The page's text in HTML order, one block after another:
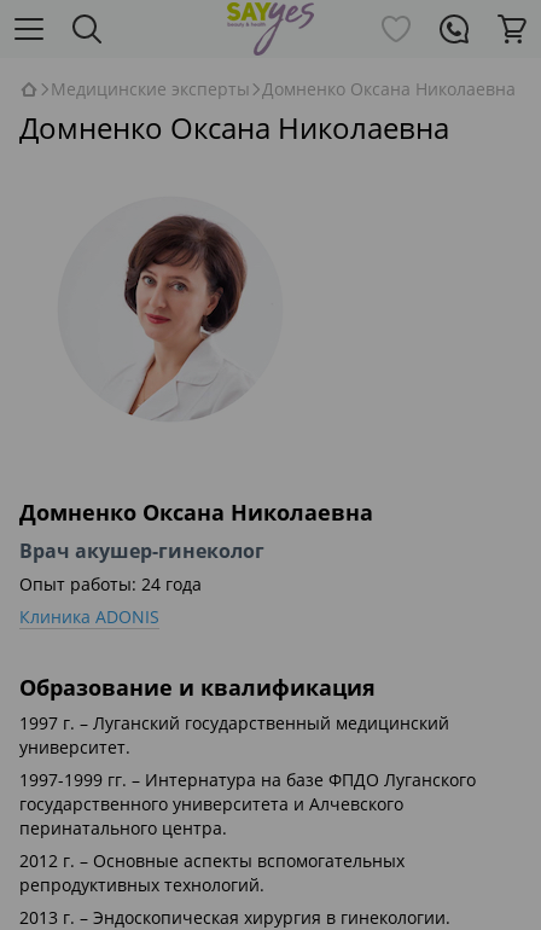
Медицинские эксперты Домненко Оксана Николаевна
Домненко Оксана Николаевна
Домненко Оксана Николаевна
Врач акушер-гинеколог
Опыт работы: 24 года
Клиника ADONIS
Образование и квалификация
1997 г. – Луганский государственный медицинский
университет.
1997-1999 гг. – Интернатура на базе ФПДО Луганского
государственного университета и Алчевского
перинатального центра.
2012 г. – Основные аспекты вспомогательных
репродуктивных технологий.
2013 г. – Эндоскопическая хирургия в гинекологии.